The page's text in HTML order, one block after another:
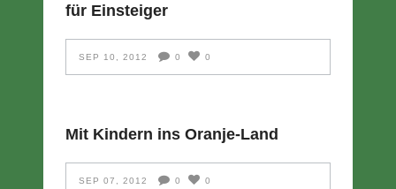
für Einsteiger
SEP 10, 2012 0 0
Mit Kindern ins Oranje-Land
SEP 07, 2012 0 0